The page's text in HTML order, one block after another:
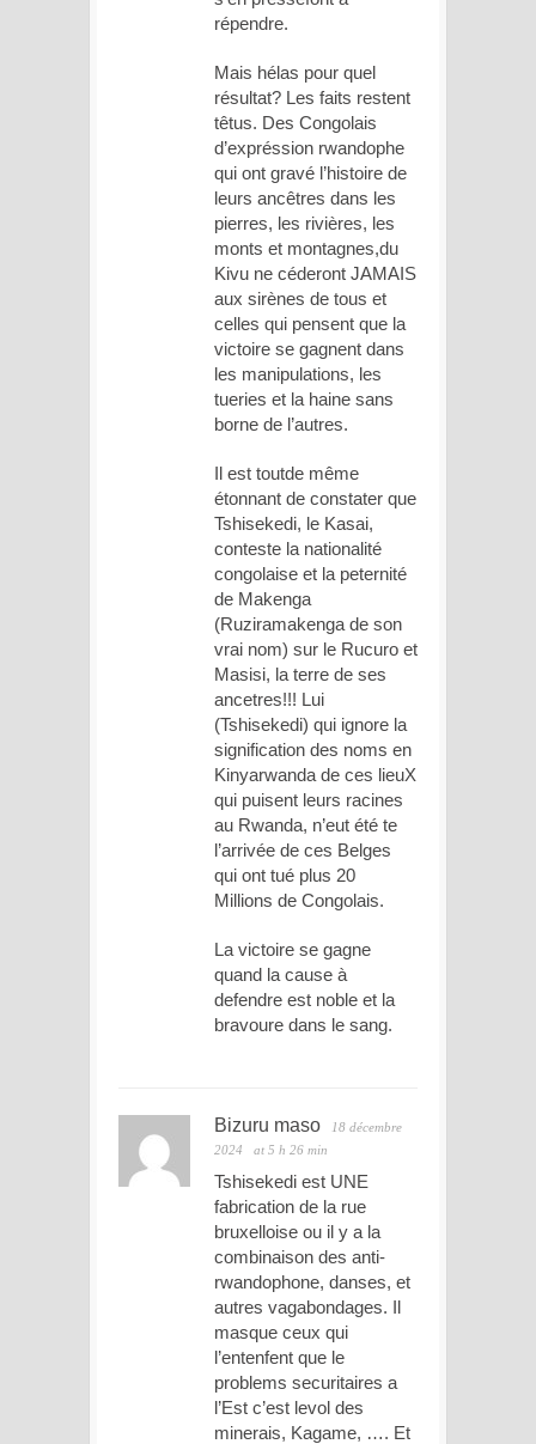
répendre.
Mais hélas pour quel
résultat? Les faits restent
têtus. Des Congolais
d’expréssion rwandophe
qui ont gravé l’histoire de
leurs ancêtres dans les
pierres, les rivières, les
monts et montagnes,du
Kivu ne céderont JAMAIS
aux sirènes de tous et
celles qui pensent que la
victoire se gagnent dans
les manipulations, les
tueries et la haine sans
borne de l’autres.
Il est toutde même
étonnant de constater que
Tshisekedi, le Kasai,
conteste la nationalité
congolaise et la peternité
de Makenga
(Ruziramakenga de son
vrai nom) sur le Rucuro et
Masisi, la terre de ses
ancetres!!! Lui
(Tshisekedi) qui ignore la
signification des noms en
Kinyarwanda de ces lieuX
qui puisent leurs racines
au Rwanda, n’eut été te
l’arrivée de ces Belges
qui ont tué plus 20
Millions de Congolais.
La victoire se gagne
quand la cause à
defendre est noble et la
bravoure dans le sang.
Bizuru maso
18 décembre
2024
at 5 h 26 min
Tshisekedi est UNE
fabrication de la rue
bruxelloise ou il y a la
combinaison des anti-
rwandophone, danses, et
autres vagabondages. Il
masque ceux qui
l’entenfent que le
problems securitaires a
l’Est c’est levol des
minerais, Kagame, …. Et